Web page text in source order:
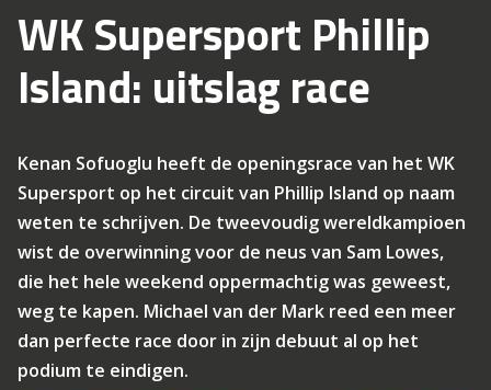
WK Supersport Phillip
Island: uitslag race
Kenan Sofuoglu heeft de openingsrace van het WK
Supersport op het circuit van Phillip Island op naam
weten te schrijven. De tweevoudig wereldkampioen
wist de overwinning voor de neus van Sam Lowes,
die het hele weekend oppermachtig was geweest,
weg te kapen. Michael van der Mark reed een meer
dan perfecte race door in zijn debuut al op het
podium te eindigen.